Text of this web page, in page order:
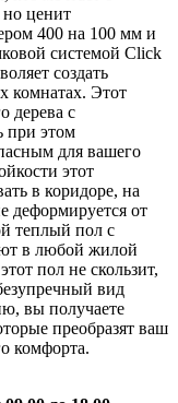
но ценит
400 на 100 мм и
системой Click
создать
комнатах. Этот
дерева с
при этом
для вашего
этот
в коридоре, на
деформируется от
теплый пол с
в любой жилой
пол не скользит,
вид
вы получаете
преобразят ваш
комфорта.